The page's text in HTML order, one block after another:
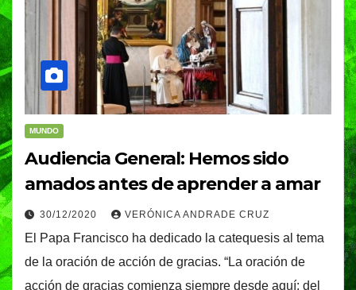
MUNDO
Audiencia General: Hemos sido
amados antes de aprender a amar
30/12/2020 VERÓNICA ANDRADE CRUZ
El Papa Francisco ha dedicado la catequesis al tema
de la oración de acción de gracias. “La oración de
acción de gracias comienza siempre desde aquí: del